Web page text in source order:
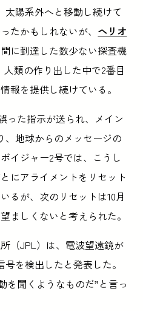
太陽系外へと移動し続けて
たかもしれないが、 ヘリオ
に到達した数少ない探査機
類の作り出した中で2番目
報を提供し続けている。
った指示が送られ、メイン
、地球からのメッセージの
イジャー2号では、こうし
にアライメントをリセット
るが、次のリセットは10月
ましくないと考えられた。
（JPL）は、電波望遠鏡が
を検出したと発表した。
を聞くようなものだ”と言っ